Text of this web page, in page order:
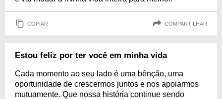
COPIAR COMPARTILHAR
Estou feliz por ter você em minha vida
Cada momento ao seu lado é uma bênção, uma
oportunidade de crescermos juntos e nos apoiarmos
mutuamente. Que nossa história continue sendo